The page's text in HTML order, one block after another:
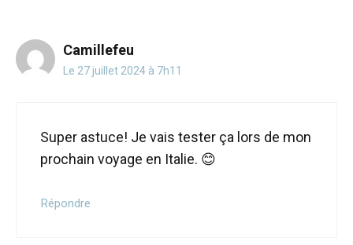
Camillefeu
Le 27 juillet 2024 à 7h11
Super astuce! Je vais tester ça lors de mon
prochain voyage en Italie. 😊
Répondre